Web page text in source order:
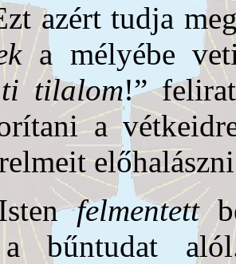
azért tudja
a mélyébe
tilalom!”
a
felmentett
bűntudat